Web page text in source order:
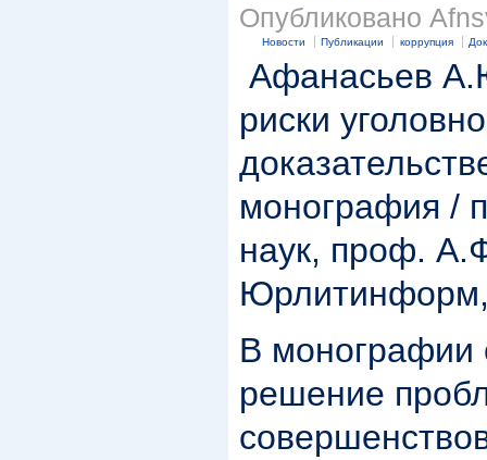
Опубликовано
Новости Публикации коррупция
Афанасьев
риски
монография /
наук, проф.
В монографии
решение